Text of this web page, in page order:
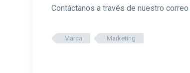
Contáctanos a través de nuestro correo
Marca Marketing